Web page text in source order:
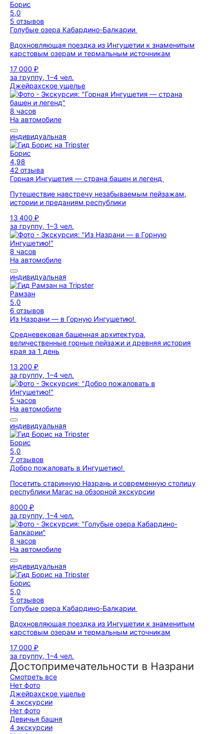
Борис
5,0
5 отзывов
Голубые озера Кабардино-Балкарии
Вдохновляющая поездка из Ингушетии к знаменитым
карстовым озерам и термальным источникам
17 000 ₽
за группу, 1–4 чел.
Джейрахское ущелье
8 часов
На автомобиле
индивидуальная
Борис
4,98
42 отзыва
Горная Ингушетия — страна башен и легенд
Путешествие навстречу незабываемым пейзажам,
истории и преданиям республики
13 400 ₽
за группу, 1–3 чел.
8 часов
На автомобиле
индивидуальная
Рамзан
5,0
6 отзывов
Из Назрани — в Горную Ингушетию!
Средневековая башенная архитектура,
величественные горные пейзажи и древняя история
края за 1 день
13 200 ₽
за группу, 1–4 чел.
5 часов
На автомобиле
индивидуальная
Борис
5,0
7 отзывов
Добро пожаловать в Ингушетию!
Посетить старинную Назрань и современную столицу
республики Магас на обзорной экскурсии
8000 ₽
за группу, 1–4 чел.
8 часов
На автомобиле
индивидуальная
Борис
5,0
5 отзывов
Голубые озера Кабардино-Балкарии
Вдохновляющая поездка из Ингушетии к знаменитым
карстовым озерам и термальным источникам
17 000 ₽
за группу, 1–4 чел.
Достопримечательности в Назрани
Смотреть все
Нет фото
Джейрахское ущелье
4 экскурсии
Нет фото
Девичья башня
4 экскурсии